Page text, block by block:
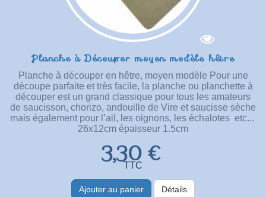
Planche à Découper moyen modèle hêtre
Planche à découper en hêtre, moyen modèle Pour une
découpe parfaite et très facile, la planche ou planchette à
découper est un grand classique pour tous les amateurs
de saucisson, chorizo, andouille de Vire et saucisse sèche
mais également pour l’ail, les oignons, les échalotes etc...
26x12cm épaisseur 1.5cm
3,30 €
TTC
Ajouter au panier Détails